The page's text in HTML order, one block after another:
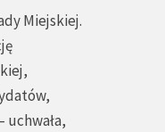
Miejskiej.
uchwała,